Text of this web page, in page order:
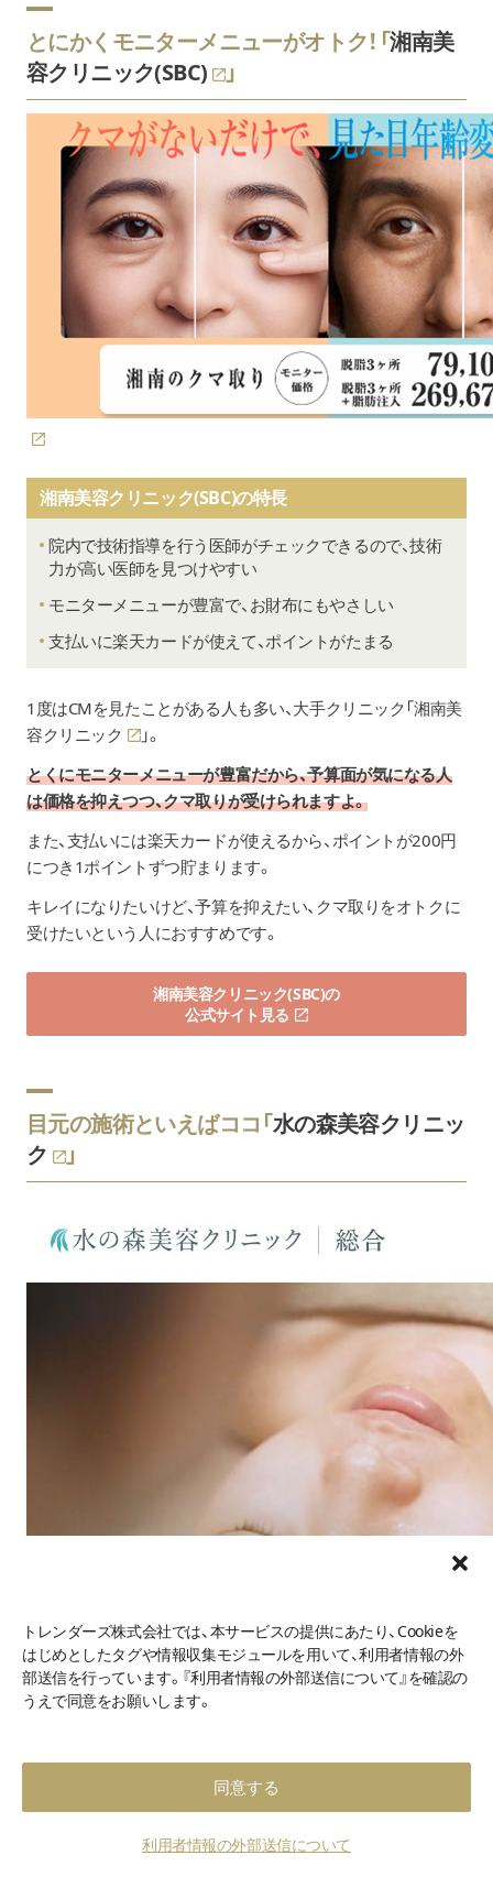
トレンダーズ株式会社では、本サービスの提供にあたり、Cookieを
はじめとしたタグや情報収集モジュールを用いて、利用者情報の外
部送信を行っています。『利用者情報の外部送信について』を確認の
うえで同意をお願いします。
同意する
利用者情報の外部送信について
とにかくモニターメニューがオトク！「湘南美
容クリニック(SBC)
」
湘南美容クリニック(SBC)の特長
院内で技術指導を行う医師がチェックできるので、技術
力が高い医師を見つけやすい
モニターメニューが豊富で、お財布にもやさしい
支払いに楽天カードが使えて、ポイントがたまる
1度はCMを見たことがある人も多い、大手クリニック「湘南美
容クリニック
」。
とくにモニターメニューが豊富だから、予算面が気になる人
は価格を抑えつつ、クマ取りが受けられますよ。
また、支払いには楽天カードが使えるから、ポイントが200円
につき1ポイントずつ貯まります。
キレイになりたいけど、予算を抑えたい、クマ取りをオトクに
受けたいという人におすすめです。
湘南美容クリニック(SBC)の
公式サイト見る
目元の施術といえばココ「水の森美容クリニッ
ク
」